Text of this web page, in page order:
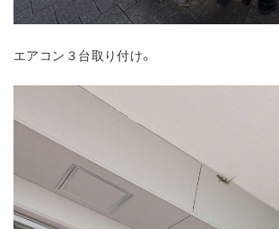
エアコン３台取り付け。